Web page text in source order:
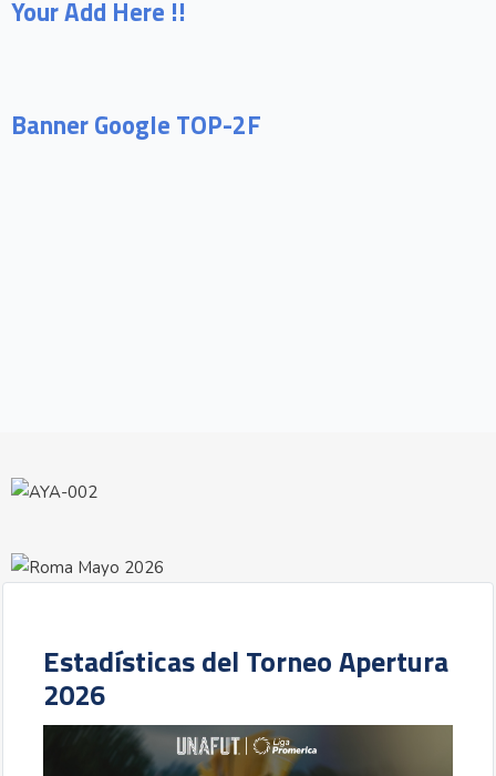
Your Add Here !!
Banner Google TOP-2F
Estadísticas del Torneo Apertura
2026